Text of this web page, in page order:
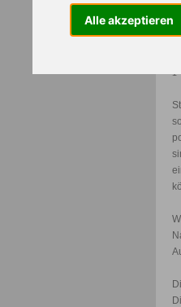
Alle akzeptieren